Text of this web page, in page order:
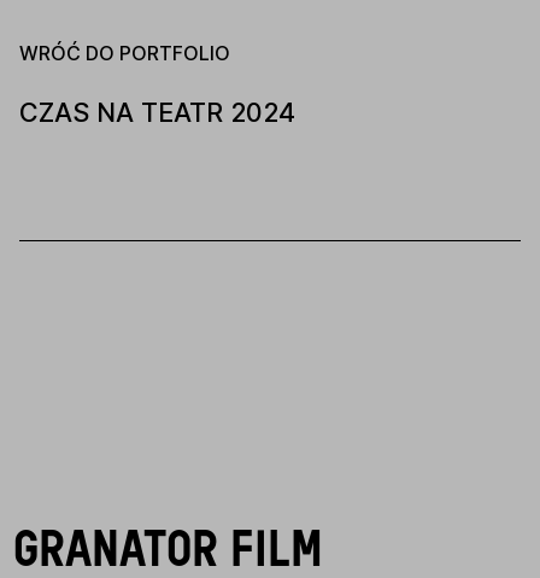
WRÓĆ DO PORTFOLIO
CZAS NA TEATR 2024
GRANATOR FILM